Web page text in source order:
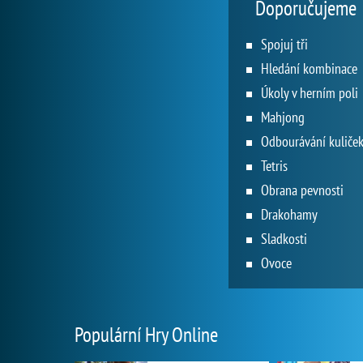
Doporučujeme
Spojuj tři
Hledání kombinace
Úkoly v herním poli
Mahjong
Odbourávání kuliček
Tetris
Obrana pevnosti
Drakohamy
Sladkosti
Ovoce
Populární Hry Online